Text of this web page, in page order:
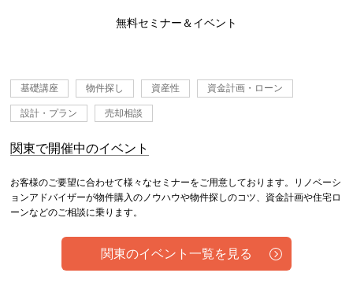
無料セミナー＆イベント
基礎講座 物件探し 資産性 資金計画・ローン
設計・プラン 売却相談
関東で開催中のイベント
お客様のご要望に合わせて様々なセミナーをご用意しております。リノベーシ
ョンアドバイザーが物件購入のノウハウや物件探しのコツ、資金計画や住宅ロ
ーンなどのご相談に乗ります。
関東のイベント一覧を見る